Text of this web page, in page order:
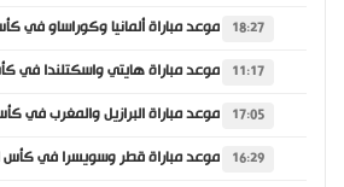
18:27
11:17
17:05
16:29